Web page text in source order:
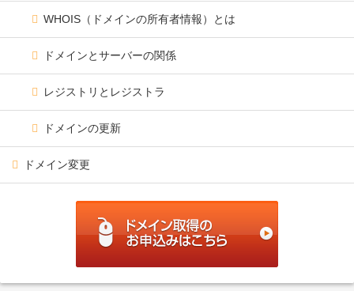
WHOIS（ドメインの所有者情報）とは
ドメインとサーバーの関係
レジストリとレジストラ
ドメインの更新
ドメイン変更